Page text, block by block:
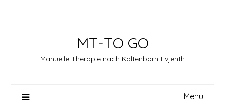
MT-TO GO
Manuelle Therapie nach Kaltenborn-Evjenth
Menu